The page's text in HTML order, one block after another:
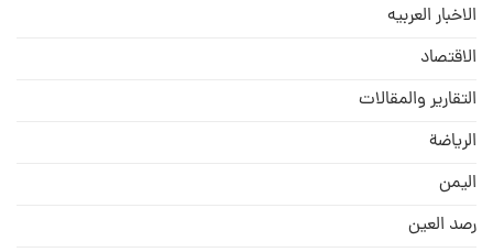
الاخبار العربيه
الاقتصاد
التقارير والمقالات
الریاضة
الیمن
رصد العین